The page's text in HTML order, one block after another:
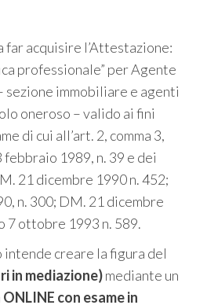
far acquisire l’Attestazione:
professionale” per Agente
sezione immobiliare e agenti
oneroso – valido ai fini
di cui all’art. 2, comma 3,
1989, n. 39 e dei
21 dicembre 1990 n. 452;
n. 300; DM. 21 dicembre
7 ottobre 1993 n. 589.
creare la figura del
in mediazione)mediante un
ONLINE con esame in